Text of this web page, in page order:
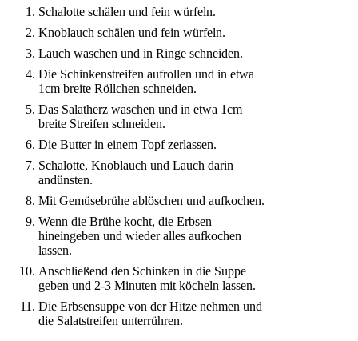
Schalotte schälen und fein würfeln.
Knoblauch schälen und fein würfeln.
Lauch waschen und in Ringe schneiden.
Die Schinkenstreifen aufrollen und in etwa
1cm breite Röllchen schneiden.
Das Salatherz waschen und in etwa 1cm
breite Streifen schneiden.
Die Butter in einem Topf zerlassen.
Schalotte, Knoblauch und Lauch darin
andünsten.
Mit Gemüsebrühe ablöschen und aufkochen.
Wenn die Brühe kocht, die Erbsen
hineingeben und wieder alles aufkochen
lassen.
Anschließend den Schinken in die Suppe
geben und 2-3 Minuten mit köcheln lassen.
Die Erbsensuppe von der Hitze nehmen und
die Salatstreifen unterrühren.